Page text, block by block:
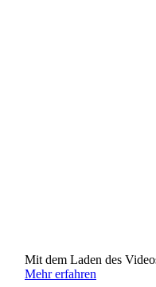
Mit dem Laden des
Mehr erfahren